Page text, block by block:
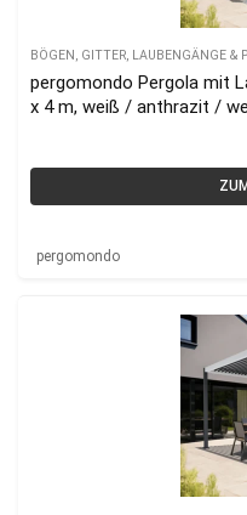
BÖGEN, GITTER, LAUBENGÄNGE &
pergomondo Pergola mit
x 4 m, weiß / anthrazit /
pergomondo